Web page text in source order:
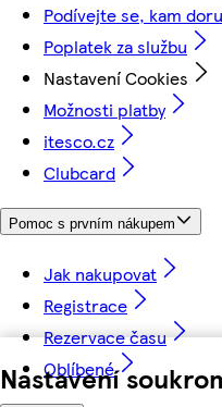
Nastavení
Podívejte se, kam
Poplatek za službu
Nastavení Cookies
Možnosti platby
itesco.cz
Clubcard
Pomoc s prvním nákupem
Jak nakupovat
Registrace
Rezervace času
Oblíbené